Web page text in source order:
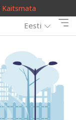
Kaitsmata
Eesti